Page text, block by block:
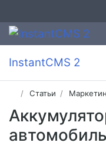
InstantCMS 2
Статьи